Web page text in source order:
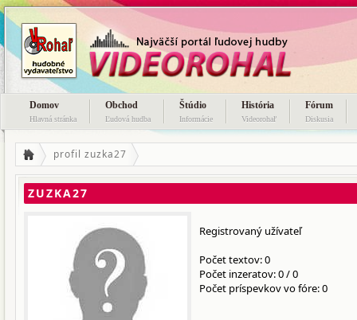
Domov
Hlavná stránka
Obchod
Ľudová hudba
Štúdio
Informácie
História
Videorohaľ
Fórum
Diskusia
profil zuzka27
ZUZKA27
Registrovaný užívateľ
Počet textov: 0
Počet inzeratov:0/0
Počet príspevkov vo fóre: 0